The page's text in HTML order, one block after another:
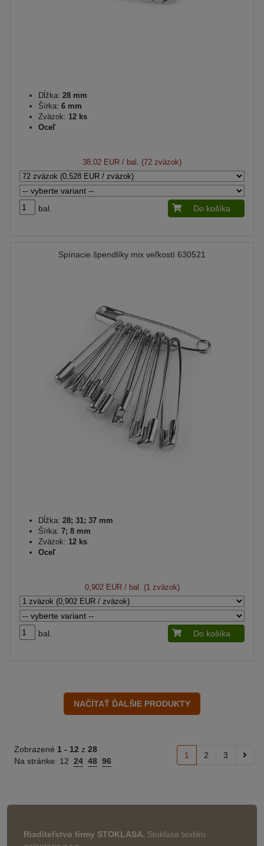
Dĺžka: 28 mm
Šírka: 6 mm
Zväzok: 12 ks
Oceľ
38,02 EUR / bal. (72 zväzok)
bal. Do košíka
Spínacie špendlíky mix veľkostí 630521
Dĺžka: 28; 31; 37 mm
Šírka: 7; 8 mm
Zväzok: 12 ks
Oceľ
0,902 EUR/ bal. (1 zväzok)
bal. Do košíka
Zobrazené 1 - 12 z 28
Na stránke: 12 24 48 96
1 2 3
Riaditeľstvo firmy STOKLASA. Stoklasa textilní